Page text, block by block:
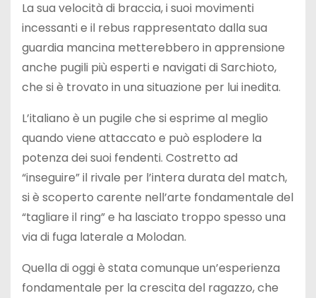
La sua velocità di braccia, i suoi movimenti
incessanti e il rebus rappresentato dalla sua
guardia mancina metterebbero in apprensione
anche pugili più esperti e navigati di Sarchioto,
che si è trovato in una situazione per lui inedita.
L’italiano è un pugile che si esprime al meglio
quando viene attaccato e può esplodere la
potenza dei suoi fendenti. Costretto ad
“inseguire” il rivale per l’intera durata del match,
si è scoperto carente nell’arte fondamentale del
“tagliare il ring” e ha lasciato troppo spesso una
via di fuga laterale a Molodan.
Quella di oggi è stata comunque un’esperienza
fondamentale per la crescita del ragazzo, che